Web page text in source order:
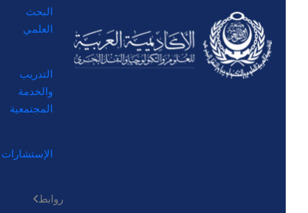
البحث
العلمي
التدريب
والخدمة
المجتمعية
الإستشارات
روابط